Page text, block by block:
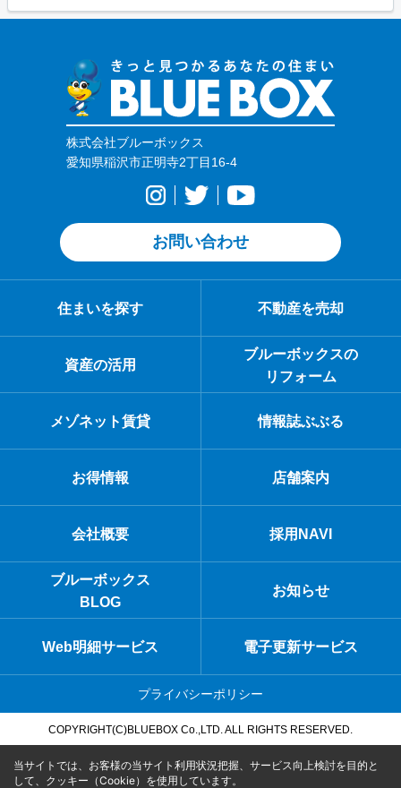
株式会社ブルーボックス
愛知県稲沢市正明寺2丁目16-4
お問い合わせ
住まいを探す 不動産を売却
資産の活用
ブルーボックスの
リフォーム
メゾネット賃貸 情報誌ぶぶる
お得情報 店舗案内
会社概要 採用NAVI
ブルーボックス
BLOG
お知らせ
Web明細サービス 電子更新サービス
プライバシーポリシー
COPYRIGHT(C)BLUEBOX Co.,LTD. ALL RIGHTS RESERVED.
当サイトでは、お客様の当サイト利用状況把握、サービス向上検討を目的と
して、クッキー（Cookie）を使用しています。